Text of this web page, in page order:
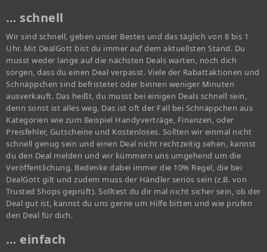
… schnell
Wir sind schnell, geben unser Bestes und das täglich von 8 bis 1
Uhr. Mit DealGott bist du immer auf dem aktuellsten Stand. Du
musst weder lange auf die nächsten Deals warten, noch dich
sorgen, dass du einen Deal verpasst. Viele der Rabattaktionen und
Schnäppchen sind befristetet oder binnen weniger Minuten
ausverkauft. Das heißt, du musst bei einigen Deals schnell sein,
denn sonst ist alles weg. Das ist oft der Fall bei Schnäppchen aus
Kategorien wie zum Beispiel Handyverträge, Finanzen, oder
Preisfehler, Gutscheine und Kostenloses. Sollten wir einmal nicht
schnell genug sein und einen Deal nicht rechtzeitig sehen, kannst
du den Deal melden und wir kümmern uns umgehend um die
Veröffentlichung. Bedenke dabei immer die 10% Regel, die bei
DealGott gilt und zudem muss der Händler seriös sein (z.B. von
Trusted Shops geprüft). Solltest du dir mal nicht sicher sein, ob der
Deal gut ist, kannst du uns gerne um Hilfe bitten und wie prüfen
den Deal für dich.
… einfach